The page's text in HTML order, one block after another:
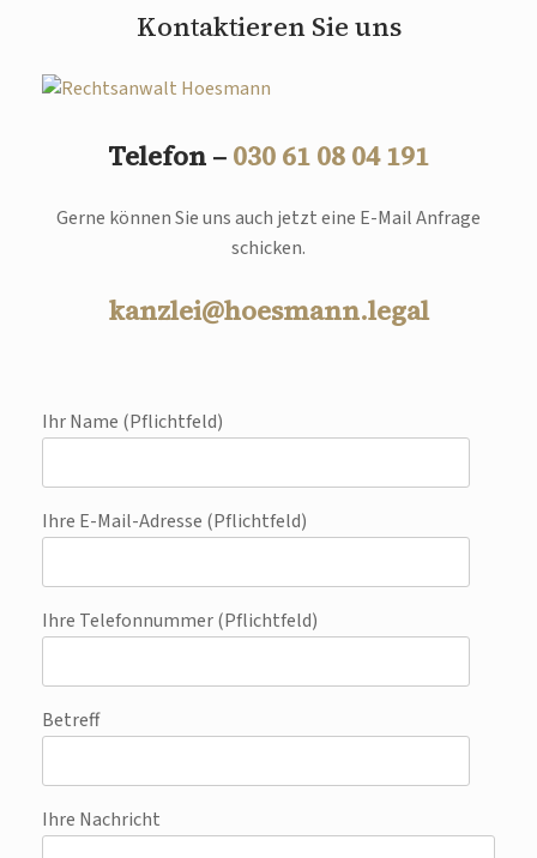
Kontaktieren Sie uns
Telefon – 030 61 08 04 191
Gerne können Sie uns auch jetzt eine E-Mail Anfrage
schicken.
kanzlei@hoesmann.legal
Ihr Name (Pflichtfeld)
Ihre E-Mail-Adresse (Pflichtfeld)
Ihre Telefonnummer (Pflichtfeld)
Betreff
Ihre Nachricht